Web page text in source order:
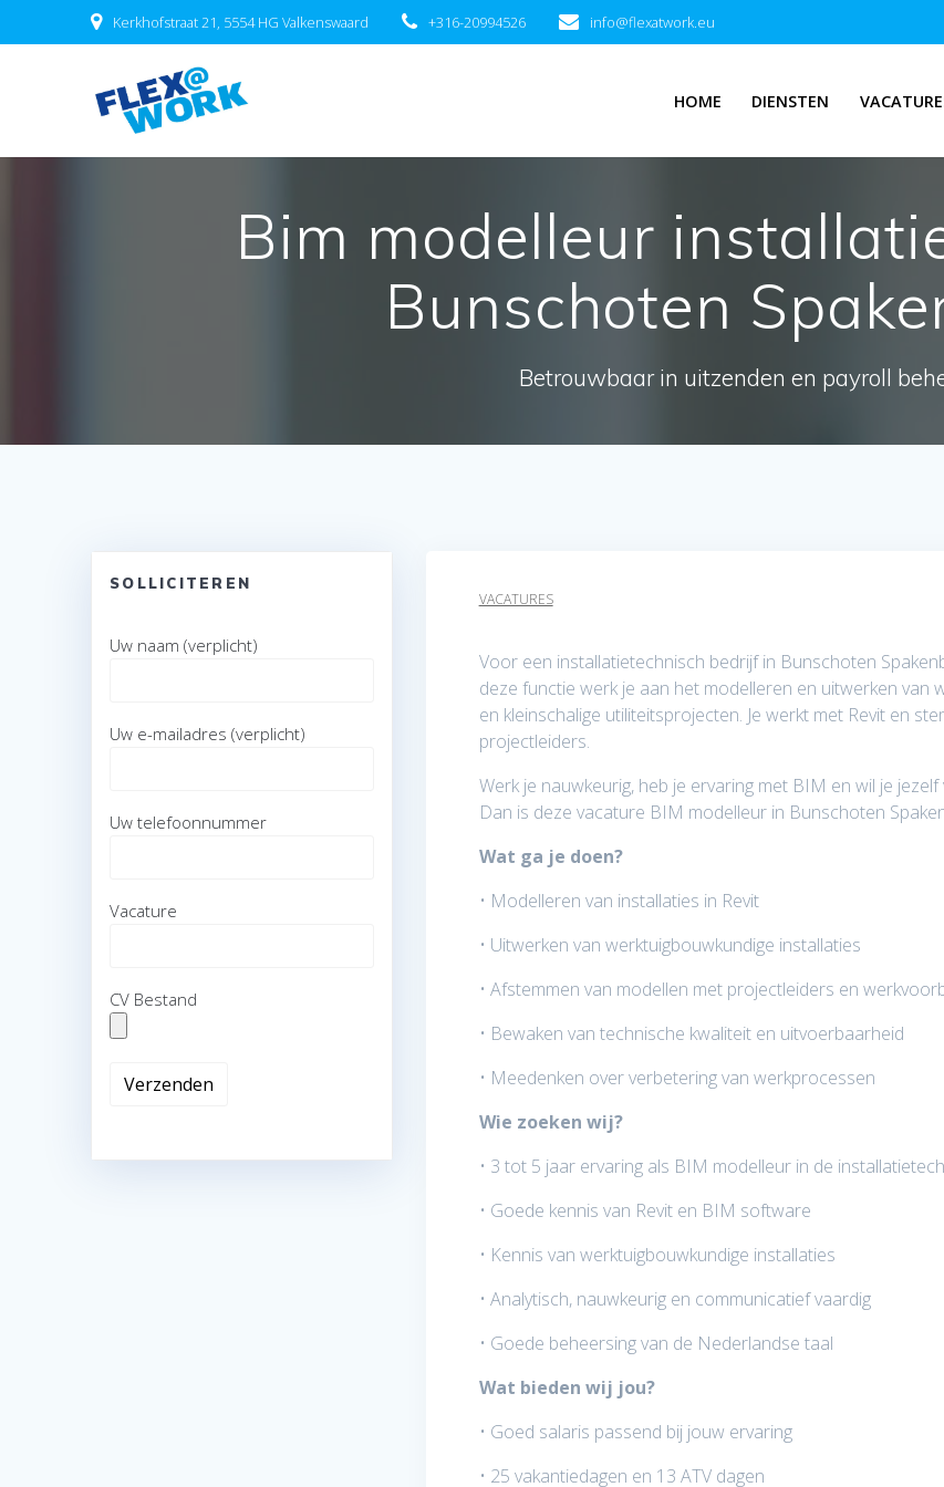
naar
Kerkhofstraat 21, 5554 HG Valkenswaard +316-20994526 info@flexatwork.eu
HOME DIENSTEN
Bim modelleur
Bunschoten
Betrouwbaar in uitzenden en payroll
VACATURES
Voor een installatietechnisch bedrijf in Bunschoten
deze functie werk je aan het modelleren en uitwerken
en kleinschalige utiliteitsprojecten. Je werkt met Revit en
projectleiders.
Werk je nauwkeurig, heb je ervaring met BIM en wil je
Dan is deze vacature BIM modelleur in Bunschoten
Wat ga je doen?
• Modelleren van installaties in Revit
• Uitwerken van werktuigbouwkundige installaties
• Afstemmen van modellen met projectleiders en
• Bewaken van technische kwaliteit en uitvoerbaarheid
• Meedenken over verbetering van werkprocessen
Wie zoeken wij?
• 3 tot 5 jaar ervaring als BIM modelleur in de
• Goede kennis van Revit en BIM software
• Kennis van werktuigbouwkundige installaties
• Analytisch, nauwkeurig en communicatief vaardig
• Goede beheersing van de Nederlandse taal
Wat bieden wij jou?
• Goed salaris passend bij jouw ervaring
• 25 vakantiedagen en 13 ATV dagen
SOLLICITEREN
Uw naam (verplicht)
Uw e-mailadres (verplicht)
Uw telefoonnummer
Vacature
CV Bestand